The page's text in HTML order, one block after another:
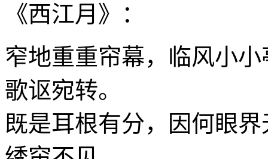
《西江月》：
窄地重重帘幕，临风小
歌讴宛转。
既是耳根有分，因何眼